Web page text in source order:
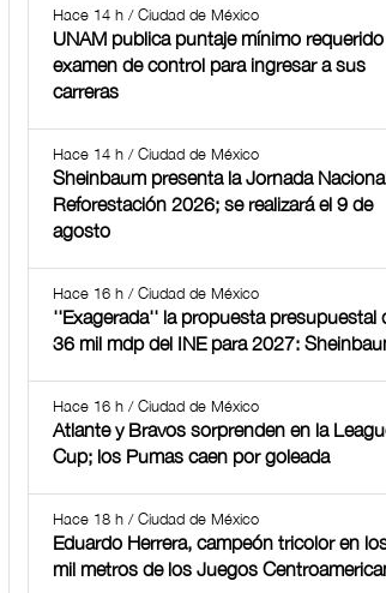
Hace 14 h / Ciudad de México
UNAM publica puntaje mínimo
examen de control para ingresar a sus
carreras
Hace 14 h / Ciudad de México
Sheinbaum presenta la Jornada
Reforestación 2026; se realizará el 9 de
agosto
Hace 16 h / Ciudad de México
''Exagerada'' la propuesta presupuestal
36 mil mdp del INE para 2027:
Hace 16 h / Ciudad de México
Atlante y Bravos sorprenden en la
Cup; los Pumas caen por goleada
Hace 18 h / Ciudad de México
Eduardo Herrera, campeón tricolor en
mil metros de los Juegos